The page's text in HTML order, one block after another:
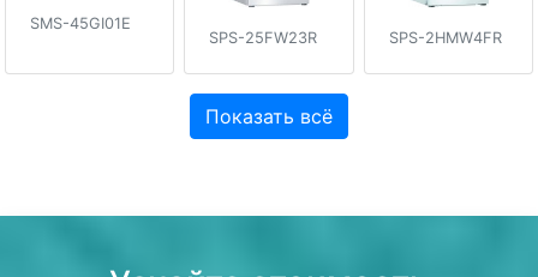
SMS-45GI01E
SPS-25FW23R SPS-2HMW4FR
Показать всё